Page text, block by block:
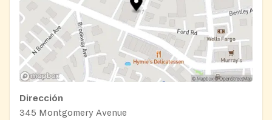
Dirección
345 Montgomery Avenue